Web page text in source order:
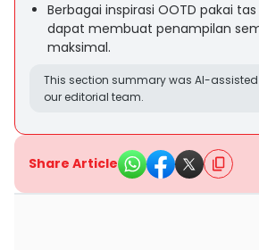
Berbagai inspirasi OOTD pakai
dapat membuat penampilan
maksimal.
This section summary was AI-
our editorial team.
Share Article